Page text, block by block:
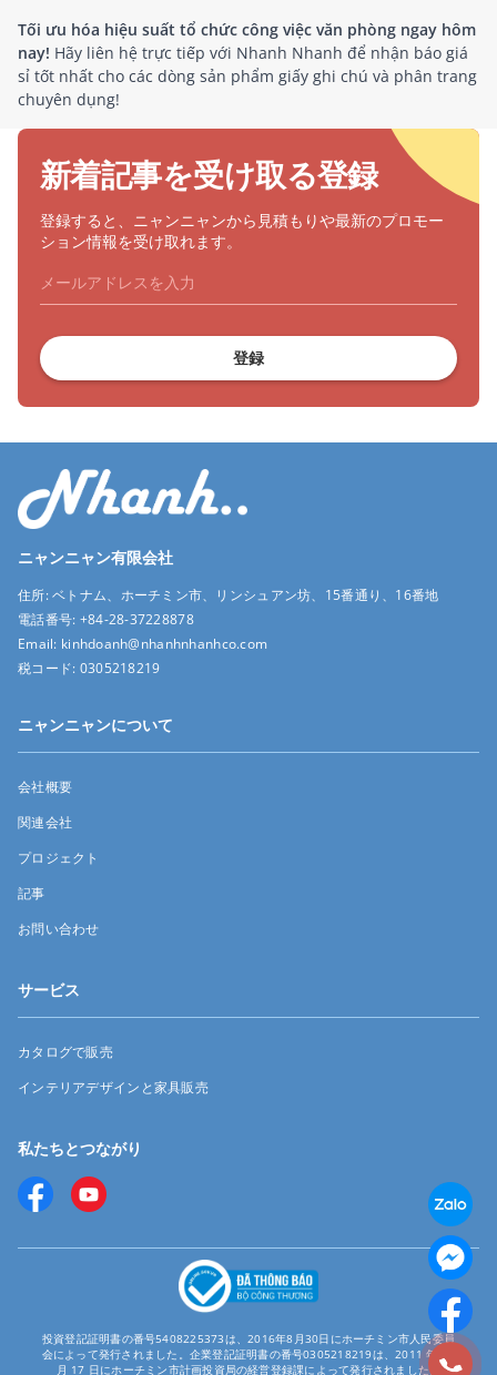
Tối ưu hóa hiệu suất tổ chức công việc văn phòng ngay hôm
nay! Hãy liên hệ trực tiếp với Nhanh Nhanh để nhận báo giá
sỉ tốt nhất cho các dòng sản phẩm giấy ghi chú và phân trang
chuyên dụng!
新着記事を受け取る登録
登録すると、ニャンニャンから見積もりや最新のプロモー
ション情報を受け取れます。
登録
ニャンニャン有限会社
住所:ベトナム、ホーチミン市、リンシュアン坊、15番通り、16番地
電話番号: +84-28-37228878
Email: kinhdoanh@nhanhnhanhco.com
税コード: 0305218219
ニャンニャンについて
会社概要
関連会社
プロジェクト
記事
お問い合わせ
サービス
カタログで販売
インテリアデザインと家具販売
私たちとつながり
投資登記証明書の番号5408225373は、2016年8月30日にホーチミン市人民委員
会によって発行されました。企業登記証明書の番号0305218219は、2011 年 12
月 17 日にホーチミン市計画投資局の経営登録課によって発行されました。